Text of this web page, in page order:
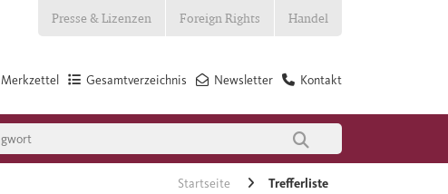
Presse & Lizenzen Foreign Rights Handel
Kontakt
Newsletter
Gesamtverzeichnis
Merkzettel
Startseite Trefferliste